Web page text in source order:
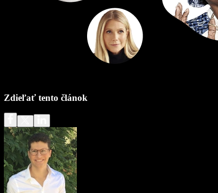
Zdieľať tento článok